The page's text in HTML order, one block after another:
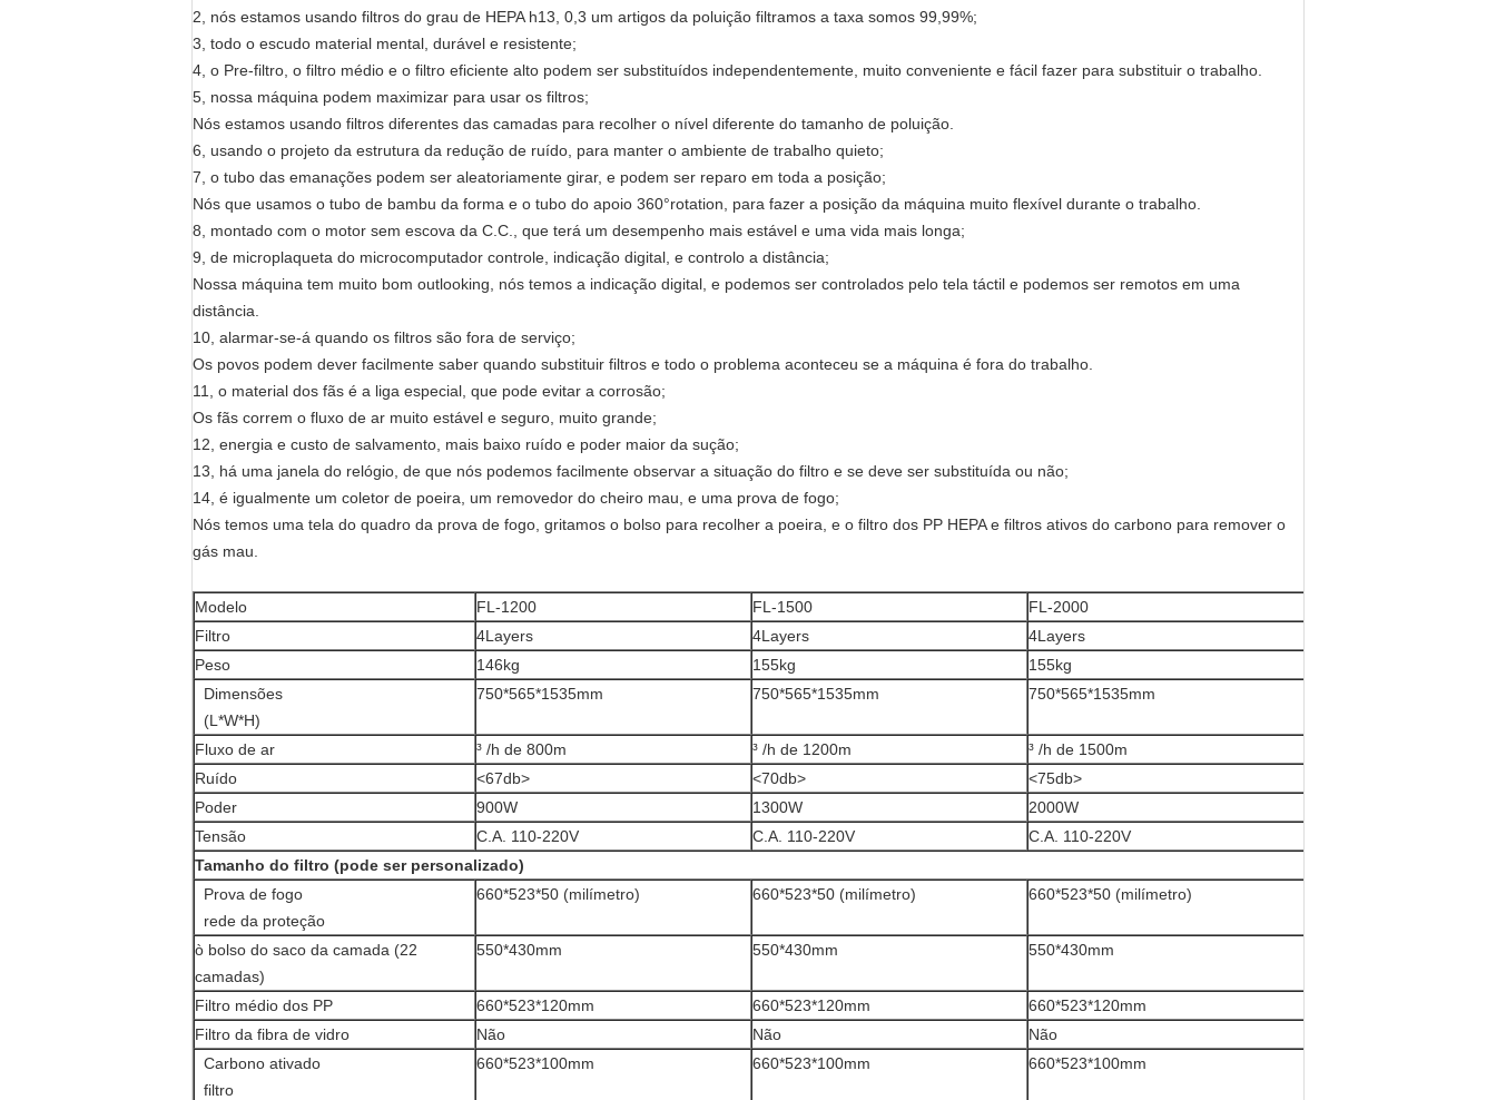
2, nós estamos usando filtros do grau de HEPA h13, 0,3 um artigos da poluição filtramos a taxa somos 99,99%;
3, todo o escudo material mental, durável e resistente;
4, o Pre-filtro, o filtro médio e o filtro eficiente alto podem ser substituídos independentemente, muito conveniente e fácil fazer para substituir o trabalho.
5, nossa máquina podem maximizar para usar os filtros;
Nós estamos usando filtros diferentes das camadas para recolher o nível diferente do tamanho de poluição.
6, usando o projeto da estrutura da redução de ruído, para manter o ambiente de trabalho quieto;
7, o tubo das emanações podem ser aleatoriamente girar, e podem ser reparo em toda a posição;
Nós que usamos o tubo de bambu da forma e o tubo do apoio 360°rotation, para fazer a posição da máquina muito flexível durante o trabalho.
8, montado com o motor sem escova da C.C., que terá um desempenho mais estável e uma vida mais longa;
9, de microplaqueta do microcomputador controle, indicação digital, e controlo a distância;
Nossa máquina tem muito bom outlooking, nós temos a indicação digital, e podemos ser controlados pelo tela táctil e podemos ser remotos em uma
distância.
10, alarmar-se-á quando os filtros são fora de serviço;
Os povos podem dever facilmente saber quando substituir filtros e todo o problema aconteceu se a máquina é fora do trabalho.
11, o material dos fãs é a liga especial, que pode evitar a corrosão;
Os fãs correm o fluxo de ar muito estável e seguro, muito grande;
12, energia e custo de salvamento, mais baixo ruído e poder maior da sução;
13, há uma janela do relógio, de que nós podemos facilmente observar a situação do filtro e se deve ser substituída ou não;
14, é igualmente um coletor de poeira, um removedor do cheiro mau, e uma prova de fogo;
Nós temos uma tela do quadro da prova de fogo, gritamos o bolso para recolher a poeira, e o filtro dos PP HEPA e filtros ativos do carbono para remover o
gás mau.
Modelo FL-1200 FL-1500
FL-2000
Filtro
4Layers 4Layers
4Layers
Peso
146kg 155kg
155kg
Dimensões
(L*W*H)
750*565*1535mm 750*565*1535mm 750*565*1535mm
Fluxo de ar ³ /h de 800m ³ /h de 1200m
³ /h de 1500m
Ruído
<67db> <70db>
<75db>
Poder
900W 1300W
2000W
Tensão
C.A. 110-220V C.A. 110-220V
C.A. 110-220V
Tamanho do filtro (pode ser personalizado)
Prova de fogo
rede da proteção
660*523*50 (milímetro) 660*523*50 (milímetro) 660*523*50 (milímetro)
ò bolso do saco da camada (22
camadas)
550*430mm 550*430mm 550*430mm
Filtro médio dos PP 660*523*120mm 660*523*120mm
660*523*120mm
Filtro da fibra de vidro
Não Não
Não
Carbono ativado
filtro
660*523*100mm 660*523*100mm 660*523*100mm